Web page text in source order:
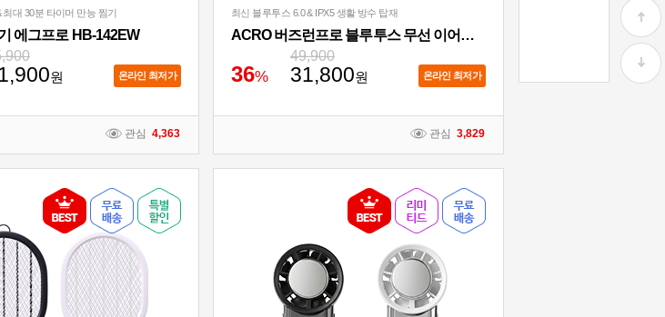
관심 4,363
최대 30분 타이머 만능 찜기
에그프로 HB-142EW
원 온라인 최저가
관심 3,829
최신 블루투스 6.0 & IPX5 생활 방수 탑재
ACRO 버즈런프로 블루투스 무선 이어폰 AE-201
36%
49,900
31,800원 온라인 최저가